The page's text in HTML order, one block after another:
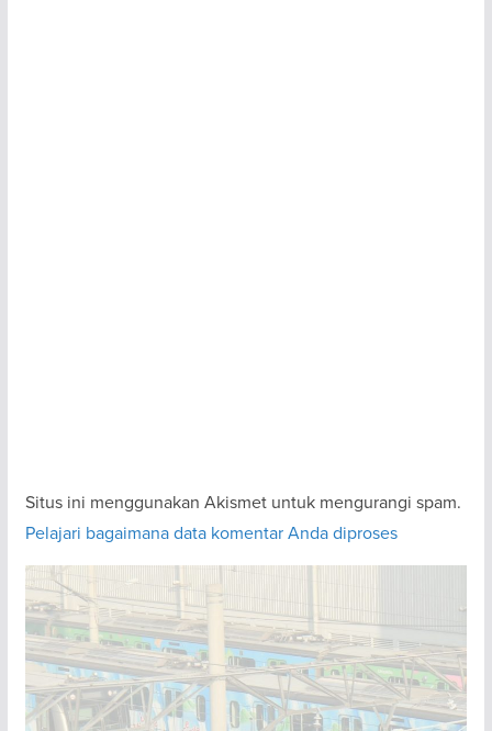
Situs ini menggunakan Akismet untuk mengurangi spam.
Pelajari bagaimana data komentar Anda diproses